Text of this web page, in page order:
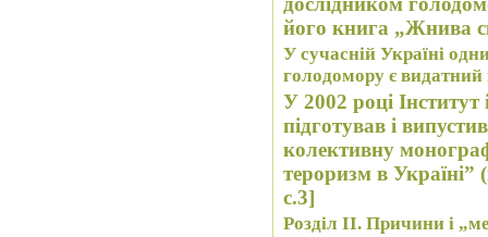
його книга „Жнива
У сучасній Україні
голодомору є
У 2002 році
підготував і
колективну
тероризм в
c.3]
Розділ ІІ. Причини і